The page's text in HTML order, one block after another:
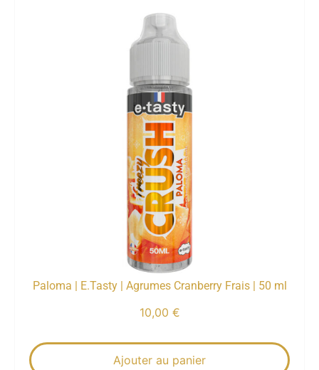
Paloma | E.Tasty | Agrumes Cranberry Frais | 50 ml
10,00 €
Ajouter au panier